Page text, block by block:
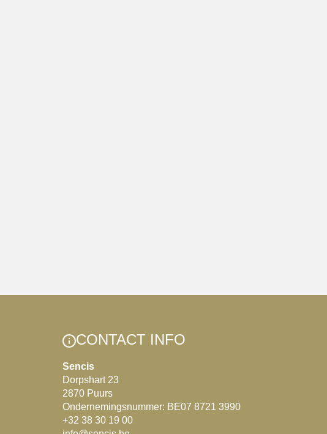
CONTACT INFO
Sencis
Dorpshart 23
2870 Puurs
Ondernemingsnummer: BE07 8721 3990
+32 38 30 19 00